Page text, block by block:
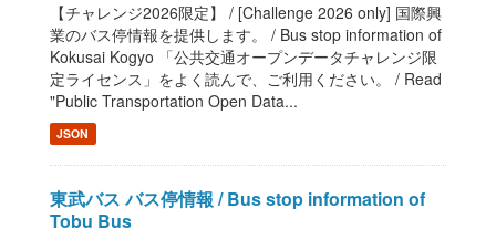
【チャレンジ2026限定】 / [Challenge 2026 only] 国際興
業のバス停情報を提供します。 / Bus stop information of
Kokusai Kogyo 「公共交通オープンデータチャレンジ限
定ライセンス」をよく読んで、ご利用ください。 / Read
"Public Transportation Open Data...
JSON
東武バス バス停情報 / Bus stop information of
Tobu Bus